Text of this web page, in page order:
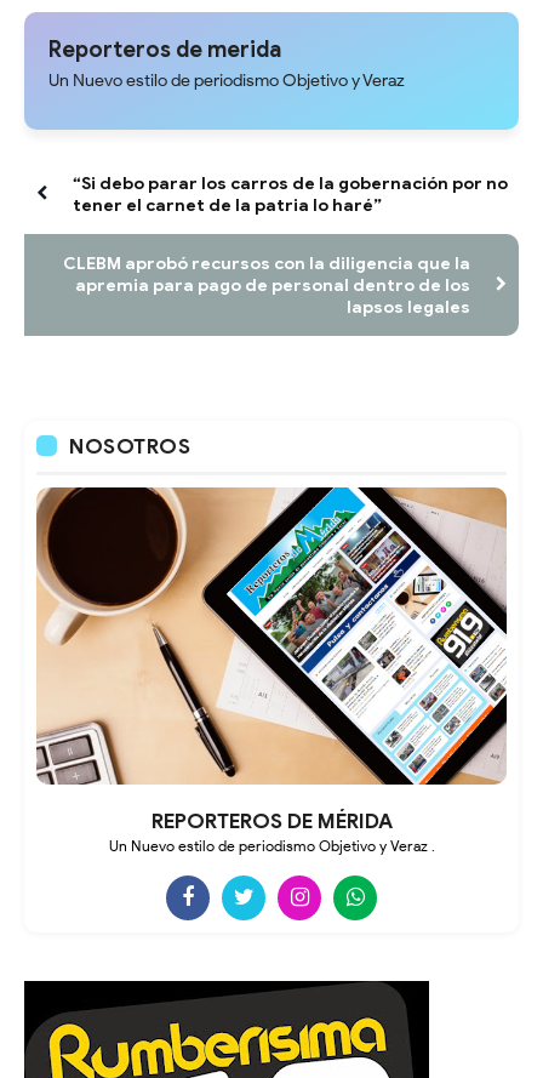
Cogobierno Profesoral de la
sólidas y una agenda centrada
Reporteros de merida
Un Nuevo estilo de periodismo Objetivo y Veraz
“Si debo parar los carros de la gobernación por no
tener el carnet de la patria lo haré”
CLEBM aprobó recursos con la diligencia que la
apremia para pago de personal dentro de los
lapsos legales
NOSOTROS
REPORTEROS DE MÉRIDA
Un Nuevo estilo de periodismo Objetivo y Veraz .